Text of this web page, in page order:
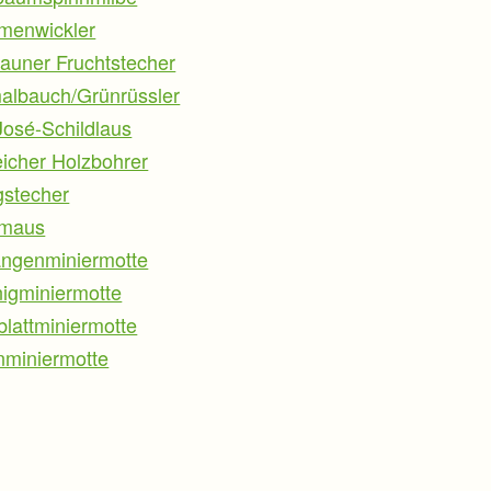
Fruchtstecher
Grünrüssler
Schildlaus
Holzbohrer